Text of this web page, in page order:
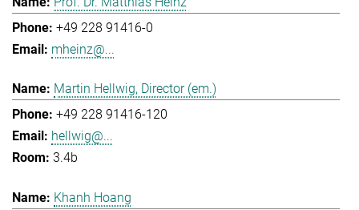
+49 228 91416-0
mheinz@...
Martin Hellwig, Director (em.)
+49 228 91416-120
hellwig@...
3.4b
Khanh Hoang